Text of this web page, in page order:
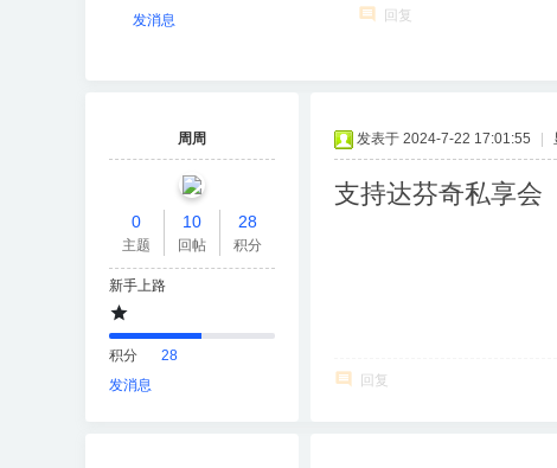
发消息
回复
周周
0
主题
10
回帖
28
积分
新手上路
积分
28
发消息
发表于 2024-7-22 17:01:55
支持达芬奇私享会
回复